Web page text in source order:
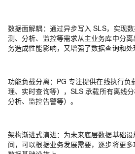
数据面解耦： 通过异步写入 SLS，实现
测、分析、监控等需求从主业务库中分
务造成性能影响，又增强了数据查询和处
功能负载分离： PG 专注提供在线执行负
理、实时查询等），SLS 承载所有离线
分析、监控告警等）。
架构渐进式演进： 为未来底层数据基础
间，可以根据业务发展需要，逐步将更